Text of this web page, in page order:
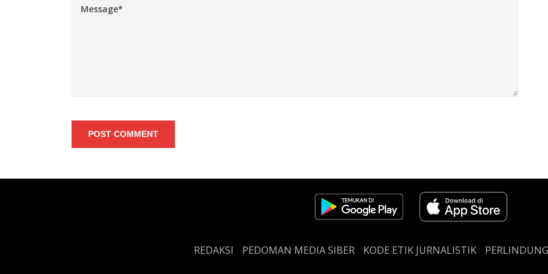
POST COMMENT
REDAKSI PEDOMAN MEDIA SIBER KODE ETIK JURNALISTIK